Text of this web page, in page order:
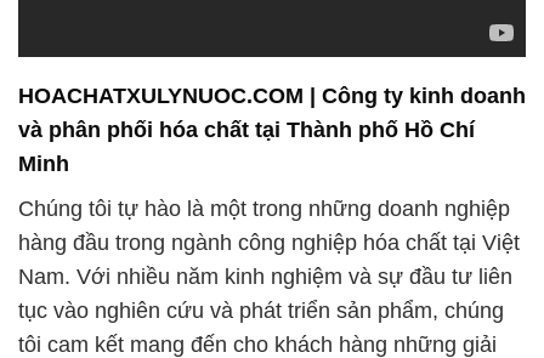
HOACHATXULYNUOC.COM | Công ty kinh doanh
và phân phối hóa chất tại Thành phố Hồ Chí
Minh
Chúng tôi tự hào là một trong những doanh nghiệp
hàng đầu trong ngành công nghiệp hóa chất tại Việt
Nam. Với nhiều năm kinh nghiệm và sự đầu tư liên
tục vào nghiên cứu và phát triển sản phẩm, chúng
tôi cam kết mang đến cho khách hàng những giải